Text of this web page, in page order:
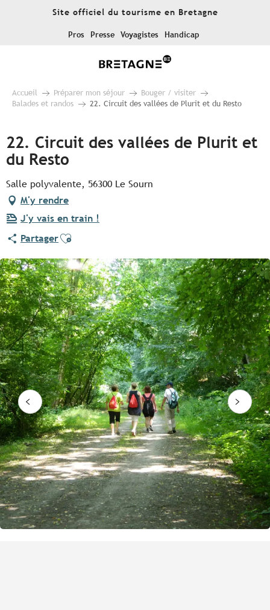
Site officiel du tourisme en Bretagne
Pros Presse Voyagistes Handicap
Accueil Préparer mon séjour
Bouger / visiter
Balades et randos
22. Circuit des vallées de Plurit et du Resto
22. Circuit des vallées de Plurit et
du Resto
Salle polyvalente, 56300 Le Sourn
M'y rendre
J'y vais en train !
PartagerAjouter aux favoris